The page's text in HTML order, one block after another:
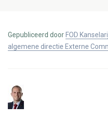
Gepubliceerd door FOD
algemene directie Externe